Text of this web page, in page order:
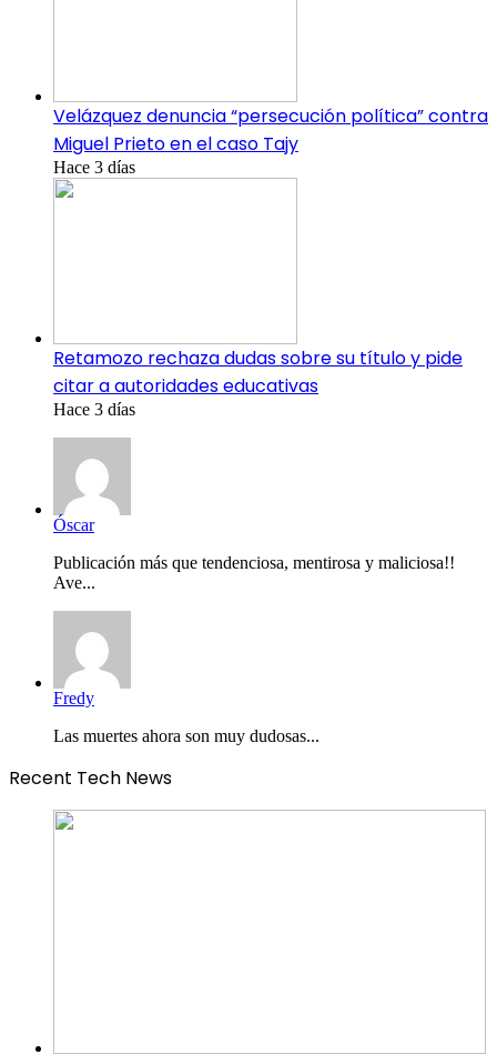
Velázquez denuncia “persecución política” contra
Miguel Prieto en el caso Tajy
Hace 3 días
Retamozo rechaza dudas sobre su título y pide
citar a autoridades educativas
Hace 3 días
Óscar
Publicación más que tendenciosa, mentirosa y maliciosa!!
Ave...
Fredy
Las muertes ahora son muy dudosas...
Recent Tech News